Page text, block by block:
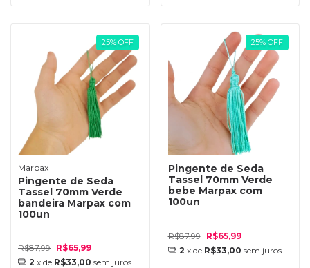
25% OFF
Marpax
Pingente de Seda
Tassel 70mm Verde
bandeira Marpax com
100un
R$87,99 R$65,99
2 x de R$33,00 sem juros
25% OFF
Pingente de Seda
Tassel 70mm Verde
bebe Marpax com
100un
R$87,99
R$65,99
2 x de R$33,00 sem juros